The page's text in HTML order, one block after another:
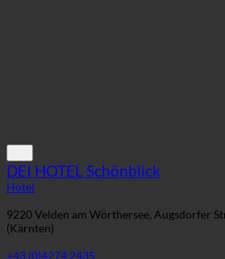
DEI HOTEL Schönblick
Hotel
9220 Velden am Wörthersee, Augsdorfer
(Kärnten)
+43 (0)4274 2435